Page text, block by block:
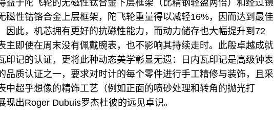
益于陀飞轮的无磁性钛合金下层框架（比精钢轻盈两倍）和经过镜
磁性钴铬合金上层框架，陀飞轮重量得以减轻16%，因而达到最佳
因此，机芯拥有更好的抗磁性能力，而动力储存也大幅提升到72
主即使在周末没有佩戴腕表，也不影响其持续走时。此般卓越成就
印记的认证，更将此种动态美学彰显无遗：日内瓦印记是高级钟表
品质认证之一，要求对时计的每个零件进行手工精修与装饰，且采
中超乎想像的精饰工艺（例如正面的喷砂处理和转角的抛光打
现出Roger Dubuis罗杰杜彼的远见卓识。